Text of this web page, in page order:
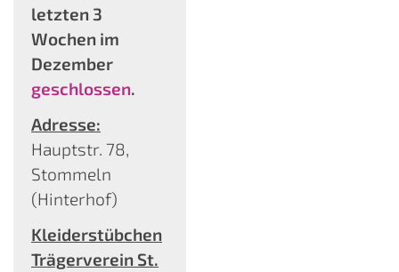
letzten 3
Wochen im
Dezember
geschlossen.
Adresse:
Hauptstr. 78,
Stommeln
(Hinterhof)
Kleiderstübchen
Trägerverein St.